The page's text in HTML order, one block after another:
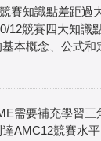
賽知識點差距過
12競賽四大知識
本概念、公式和
需要補充學習三
AMC12競賽水平